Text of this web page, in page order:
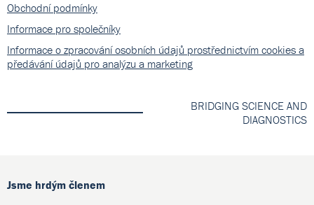
Obchodní podmínky
Informace pro společníky
Informace o zpracování osobních údajů prostřednictvím cookies a
předávání údajů pro analýzu a marketing
BRIDGING SCIENCE AND
DIAGNOSTICS
Jsme hrdým členem